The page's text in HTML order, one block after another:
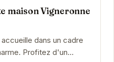
maison Vigneronne
dans un cadre
Profitez d'un